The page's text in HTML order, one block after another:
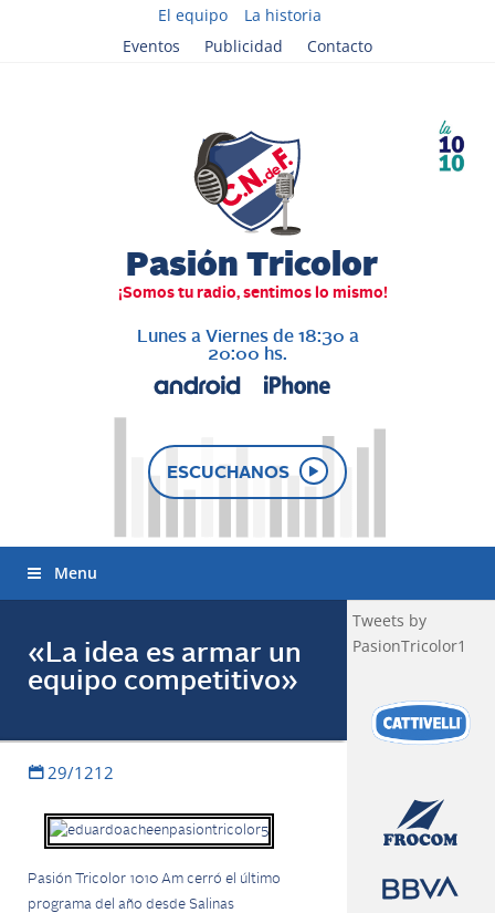
El equipo
La historia
Eventos
Publicidad Contacto
Lunes a Viernes de 18:30 a
20:00 hs.
ESCUCHANOS
Menu
«La idea es armar un
equipo competitivo»
29/1212
Pasión Tricolor 1010 Am cerró el último
programa del año desde Salinas
Tweets by
PasionTricolor1